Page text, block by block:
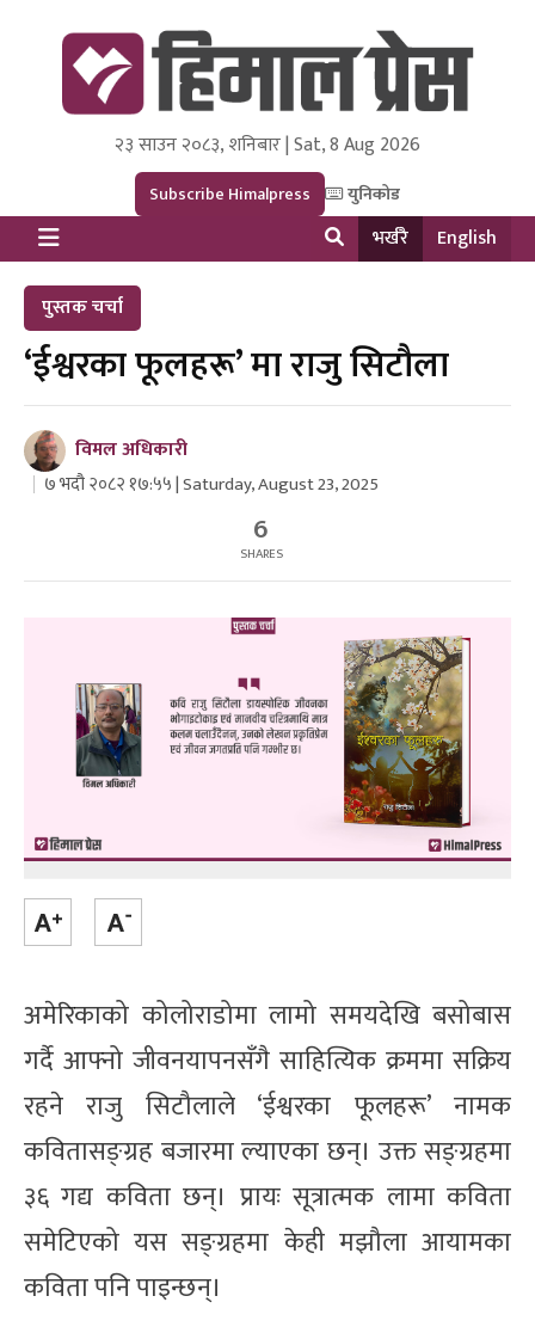
Himal Press
Dot NewsyNepal Media and Research Pvt Ltd.
२३ साउन २०८३, शनिबार | Sat, 8 Aug 2026
Subscribe Himalpress युनिकोड
भर्खरै English
पुस्तक चर्चा
‘ईश्वरका फूलहरू’ मा राजु सिटौला
विमल अधिकारी
७ भदौ २०८२ १७:५५ | Saturday, August 23, 2025
6
SHARES
अमेरिकाको कोलोराडोमा लामो समयदेखि बसोबास
गर्दै आफ्नो जीवनयापनसँगै साहित्यिक क्रममा सक्रिय
रहने राजु सिटौलाले ‘ईश्वरका फूलहरू’ नामक
कवितासङ्ग्रह बजारमा ल्याएका छन्। उक्त सङ्ग्रहमा
३६ गद्य कविता छन्। प्रायः सूत्रात्मक लामा कविता
समेटिएको यस सङ्ग्रहमा केही मझौला आयामका
कविता पनि पाइन्छन्।